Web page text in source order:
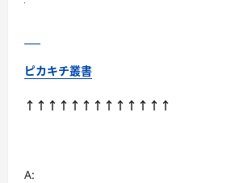
ピカキチ叢書
↑↑↑↑↑↑↑↑↑↑↑↑↑
A: